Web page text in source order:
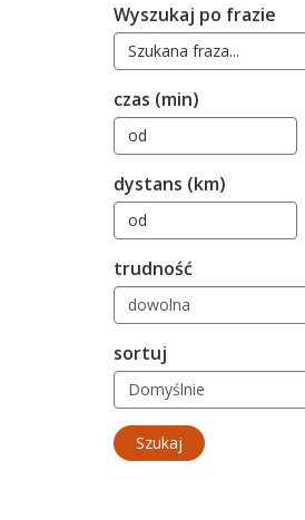
Wyszukaj po frazie
czas (min)
dystans (km)
trudność
sortuj